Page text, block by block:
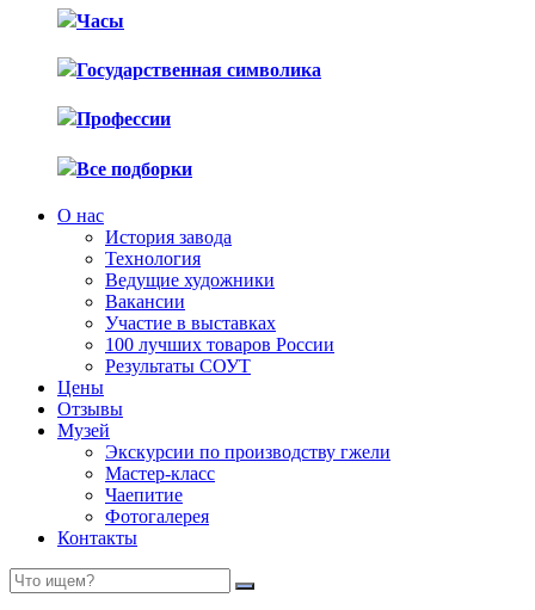
Часы
Государственная символика
Профессии
Все подборки
О нас
История завода
Технология
Ведущие художники
Вакансии
Участие в выставках
100 лучших товаров России
Результаты СОУТ
Цены
Отзывы
Музей
Экскурсии по производству гжели
Мастер-класс
Чаепитие
Фотогалерея
Контакты